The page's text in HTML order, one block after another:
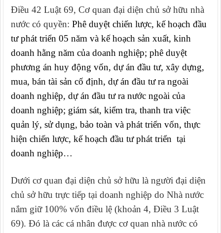
Điều 42 Luật 69, Cơ quan đại diện chủ sở hữu nhà
nước có quyền: Phê duyệt chiến lược, kế hoạch đầu
tư phát triển 05 năm và kế hoạch sản xuất, kinh
doanh hằng năm của doanh nghiệp; phê duyệt
phương án huy động vốn, dự án đầu tư, xây dựng,
mua, bán tài sản cố định, dự án đầu tư ra ngoài
doanh nghiệp, dự án đầu tư ra nước ngoài của
doanh nghiệp; giám sát, kiểm tra, thanh tra việc
quản lý, sử dụng, bảo toàn và phát triển vốn, thực
hiện chiến lược, kế hoạch đầu tư phát triển tại
doanh nghiệp…
Dưới cơ quan đại diện chủ sở hữu là người đại diện
chủ sở hữu trực tiếp tại doanh nghiệp do Nhà nước
nắm giữ 100% vốn điều lệ (khoản 4, Điều 3 Luật
69). Đó là các cá nhân được cơ quan nhà nước có